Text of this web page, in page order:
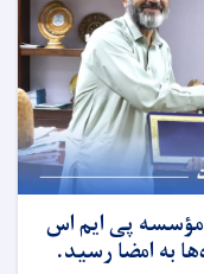
مؤسسه پی ایم اس
به امضا رسید.